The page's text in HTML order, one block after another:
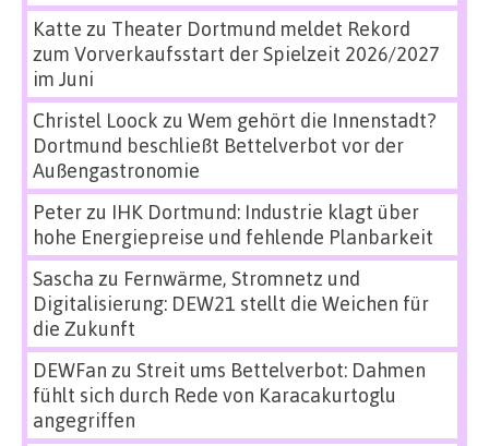
Katte zu Theater Dortmund meldet Rekord
zum Vorverkaufsstart der Spielzeit 2026/2027
im Juni
Christel Loock zu Wem gehört die Innenstadt?
Dortmund beschließt Bettelverbot vor der
Außengastronomie
Peterzu IHK Dortmund: Industrie klagt über
hohe Energiepreise und fehlende Planbarkeit
Sascha zu Fernwärme, Stromnetz und
Digitalisierung: DEW21 stellt die Weichen für
die Zukunft
DEWFan zu Streit ums Bettelverbot: Dahmen
fühlt sich durch Rede von Karacakurtoglu
angegriffen